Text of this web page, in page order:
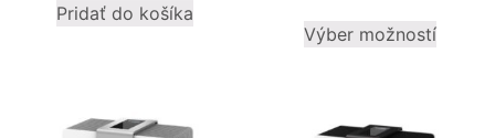
Pridať do košíka
Výber možností
odmietnete,
stránky